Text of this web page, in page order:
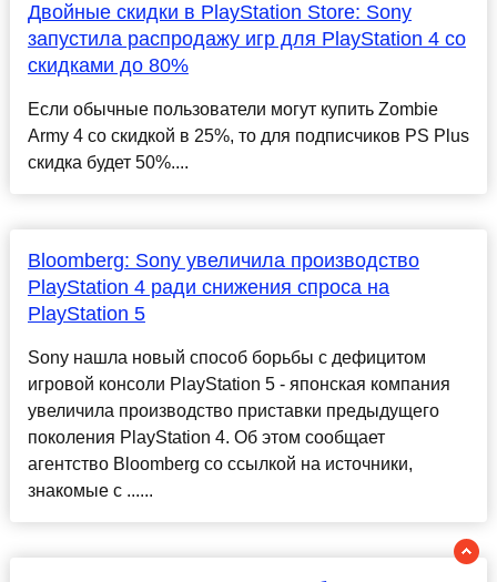
Двойные скидки в PlayStation Store: Sony
запустила распродажу игр для PlayStation 4 со
скидками до 80%
Если обычные пользователи могут купить Zombie
Army 4 со скидкой в 25%, то для подписчиков PS Plus
скидка будет 50%....
Bloomberg: Sony увеличила производство
PlayStation 4 ради снижения спроса на
PlayStation 5
Sony нашла новый способ борьбы с дефицитом
игровой консоли PlayStation 5 - японская компания
увеличила производство приставки предыдущего
поколения PlayStation 4. Об этом сообщает
агентство Bloomberg со ссылкой на источники,
знакомые с ......